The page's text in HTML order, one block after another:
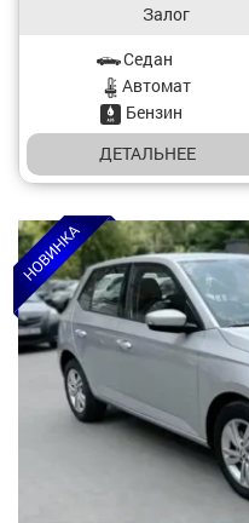
Залог
Характеристики авто
Седан
Aвтомат
Бензин
ДЕТАЛЬНЕЕ